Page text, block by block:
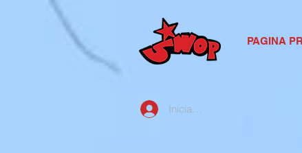
PAGINA
Iniciar sesión